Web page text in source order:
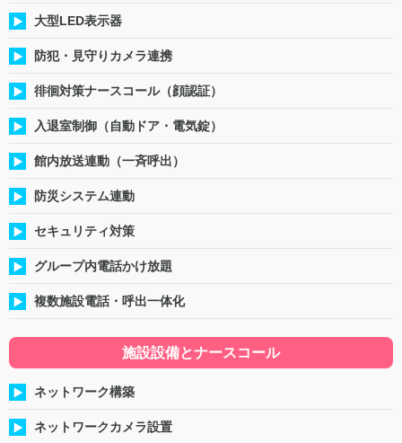
大型LED表示器
防犯・見守りカメラ連携
徘徊対策ナースコール（顔認証）
入退室制御（自動ドア・電気錠）
館内放送連動（一斉呼出）
防災システム連動
セキュリティ対策
グループ内電話かけ放題
複数施設電話・呼出一体化
施設設備とナースコール
ネットワーク構築
ネットワークカメラ設置